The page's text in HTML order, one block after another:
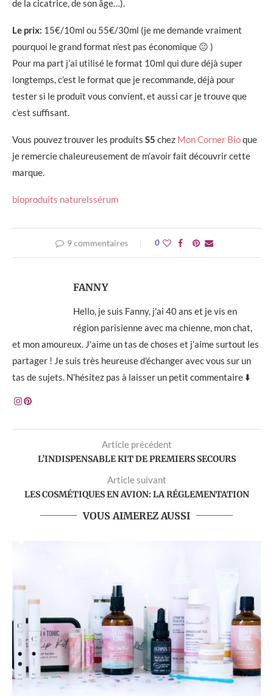
de la cicatrice, de son âge…).
Le prix: 15€/10ml ou 55€/30ml (je me demande vraiment
pourquoi le grand format n’est pas économique 😐 )
Pour ma part j’ai utilisé le format 10ml qui dure déjà super
longtemps, c’est le format que je recommande, déjà pour
tester si le produit vous convient, et aussi car je trouve que
c’est suffisant.
Vous pouvez trouver les produits S5 chez Mon Corner Bioque
je remercie chaleureusement de m’avoir fait découvrir cette
marque.
bioproduits naturelssérum
9 commentaires 0
FANNY
Hello, je suis Fanny, j'ai 40 ans et je vis en
région parisienne avec ma chienne, mon chat,
et mon amoureux. J'aime un tas de choses et j'aime surtout les
partager ! Je suis très heureuse d'échanger avec vous sur un
tas de sujets. N'hésitez pas à laisser un petit commentaire ⬇️
Article précédent
L’INDISPENSABLE KIT DE PREMIERS SECOURS
Article suivant
LES COSMÉTIQUES EN AVION: LA RÉGLEMENTATION
VOUS AIMEREZ AUSSI